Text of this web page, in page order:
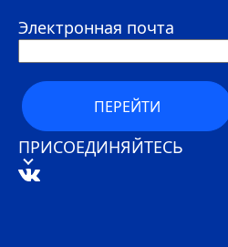
Электронная почта
ПЕРЕЙТИ
ПРИСОЕДИНЯЙТЕСЬ